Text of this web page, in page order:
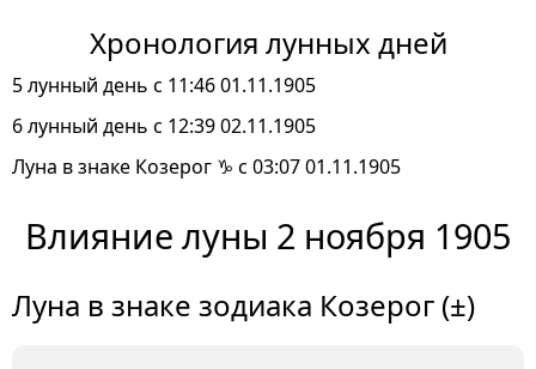
Хронология лунных дней
5 лунный день с 11:46 01.11.1905
6 лунный день с 12:39 02.11.1905
Луна в знаке Козерог ♑ с 03:07 01.11.1905
Влияние луны 2 ноября 1905
Луна в знаке зодиака Козерог (±)